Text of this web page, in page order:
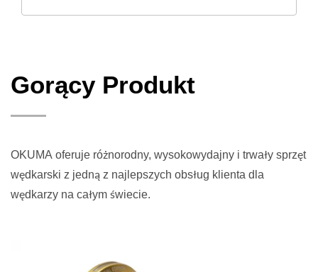
Gorący Produkt
OKUMA oferuje różnorodny, wysokowydajny i trwały sprzęt
wędkarski z jedną z najlepszych obsług klienta dla
wędkarzy na całym świecie.